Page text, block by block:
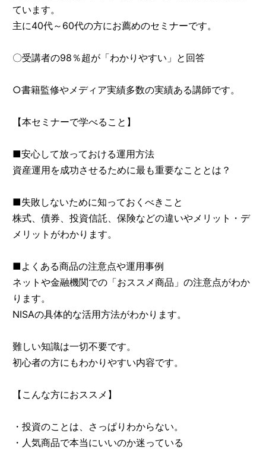
ています。
主に40代～60代の方にお薦めのセミナーです。
〇受講者の98％超が「わかりやすい」と回答
○書籍監修やメディア実績多数の実績ある講師です。
【本セミナーで学べること】
■安心して放っておける運用方法
資産運用を成功させるために最も重要なこととは？
■失敗しないために知っておくべきこと
株式、債券、投資信託、保険などの違いやメリット・デ
メリットがわかります。
■よくある商品の注意点や運用事例
ネットや金融機関での「おススメ商品」の注意点がわか
ります。
NISAの具体的な活用方法がわかります。
難しい知識は一切不要です。
初心者の方にもわかりやすい内容です。
【こんな方におススメ】
・投資のことは、さっぱりわからない。
・人気商品で本当にいいのか迷っている